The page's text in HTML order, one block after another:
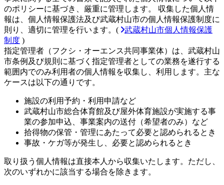
のポリシーに基づき、厳重に管理します。 収集した個人情
報は、個人情報保護法及び武蔵村山市の個人情報保護制度に
則り、適切に管理を行います。(
武蔵村山市個人情報保護
制度 )
指定管理者（フクシ・オーエンス共同事業体）は、武蔵村山
市条例及び規則に基づく指定管理者としての業務を遂行する
範囲内でのみ利用者の個人情報を収集し、利用します。主な
ケースは以下の通りです。
施設の利用予約・利用申請など
武蔵村山市総合体育館及び屋外体育施設が実施する事
業の参加申込、事業案内の送付（希望者のみ）など
拾得物の保管・管理にあたって必要と認められるとき
事故・ケガ等が発生し、必要と認められるとき
取り扱う個人情報は直接本人から収集いたします。ただし、
次のいずれかに該当する場合を除きます。